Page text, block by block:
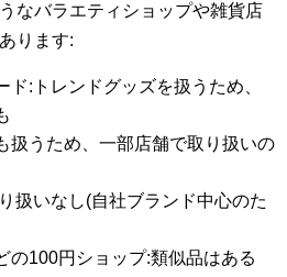
なバラエティショップや雑貨店
ります:
ド:トレンドグッズを扱うため、
扱うため、一部店舗で取り扱いの
扱いなし(自社ブランド中心のた
の100円ショップ:類似品はある